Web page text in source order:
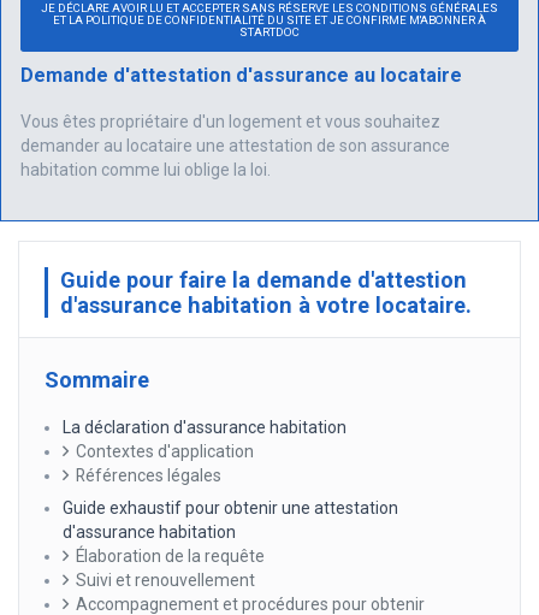
JE DÉCLARE AVOIR LU ET ACCEPTER SANS RÉSERVE LES CONDITIONS GÉNÉRALES
ET LA POLITIQUE DE CONFIDENTIALITÉ DU SITE ET JE CONFIRME M'ABONNER À
STARTDOC
Demande d'attestation d'assurance au locataire
Vous êtes propriétaire d'un logement et vous souhaitez
demander au locataire une attestation de son assurance
habitation comme lui oblige la loi.
Guide pour faire la demande d'attestion
d'assurance habitation à votre locataire.
Sommaire
La déclaration d'assurance habitation
Contextes d'application
Références légales
Guide exhaustif pour obtenir une attestation
d'assurance habitation
Élaboration de la requête
Suivi et renouvellement
Accompagnement et procédures pour obtenir